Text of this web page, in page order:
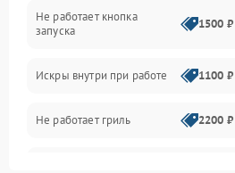
Нагрев и приготовление
Программное обеспечение
Не работает кнопка
запуска
1500 ₽
Искры внутри при работе 1100 ₽
Не работает гриль 2200 ₽